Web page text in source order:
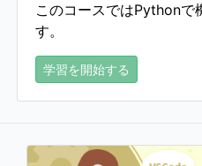
このコースではPythonで
す。
学習を開始する